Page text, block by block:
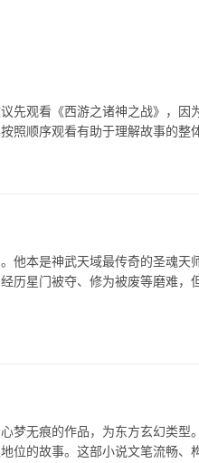
要我末流门
先观看《西游之诸神之战》，因
照顺序观看有助于理解故事的整
他本是神武天域最传奇的圣魂天
历星门被夺、修为被废等磨难，
梦无痕的作品，为东方玄幻类
位的故事。这部小说文笔流畅、